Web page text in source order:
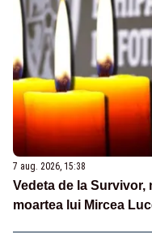
7 aug. 2026, 15:38
Vedeta de la
moartea lui Mircea